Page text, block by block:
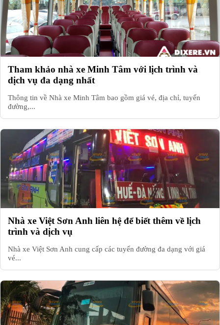
Tham khảo nhà xe Minh Tâm với lịch trình và
dịch vụ đa dạng nhất
Thông tin về Nhà xe Minh Tâm bao gồm giá vé, địa chỉ, tuyến
đường,...
Nhà xe Việt Sơn Anh liên hệ để biết thêm về lịch
trình và dịch vụ
Nhà xe Việt Sơn Anh cung cấp các tuyến đường đa dạng với giá
vé...